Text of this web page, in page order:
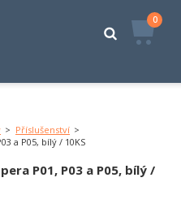
0
> Příslušenství >
a P05, bílý / 10KS
P01, P03 a P05, bílý /